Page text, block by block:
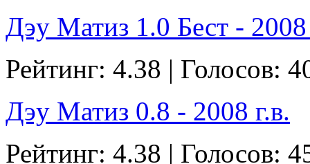
Дэу Матиз 1.0 Бест - 2008
Рейтинг: 4.38 | Голосов:
Дэу Матиз 0.8 - 2008 г.в.
Рейтинг: 4.38 | Голосов: